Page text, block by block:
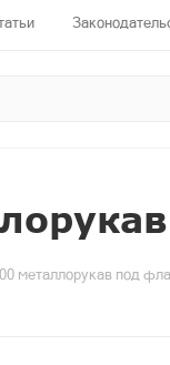
металлорукав под